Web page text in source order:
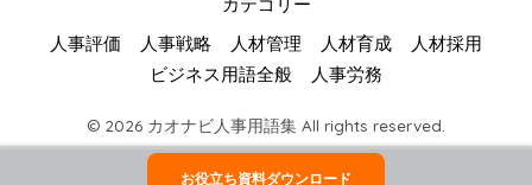
カテゴリー
人事評価 人事戦略 人材管理 人材育成
人材採用
ビジネス用語全般
人事労務
© 2026 カオナビ人事用語集 All rights reserved.
お役立ち資料ダウンロード